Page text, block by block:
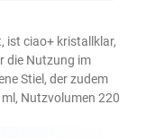
ist ciao+ kristallklar,
die Nutzung im
Stiel, der zudem
Nutzvolumen 220